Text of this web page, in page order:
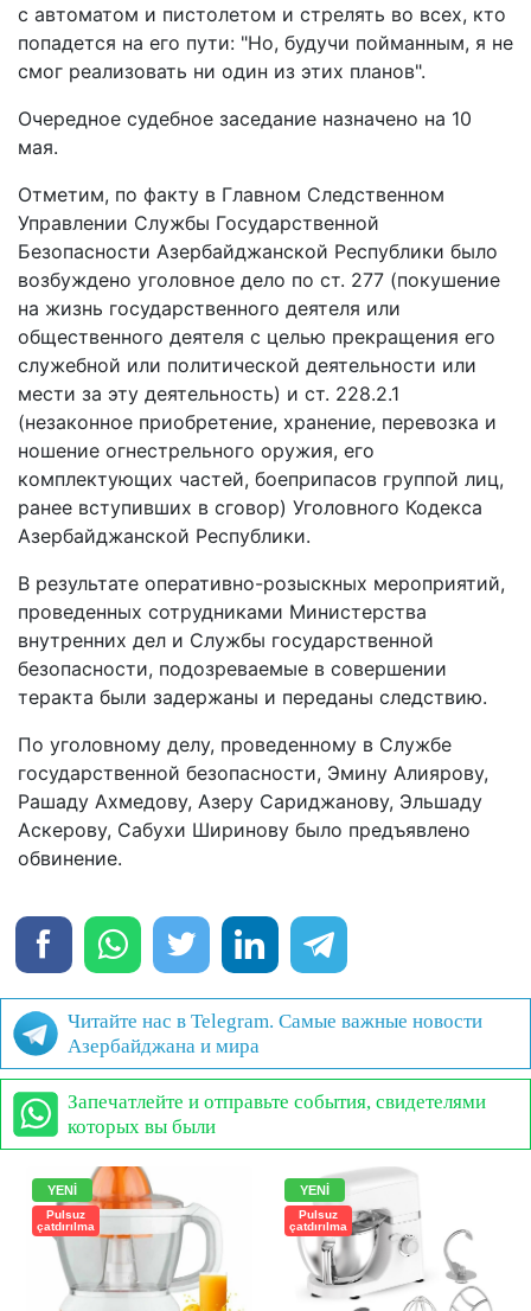
с автоматом и пистолетом и стрелять во всех, кто
попадется на его пути: "Но, будучи пойманным, я не
смог реализовать ни один из этих планов".
Очередное судебное заседание назначено на 10
мая.
Отметим, по факту в Главном Следственном
Управлении Службы Государственной
Безопасности Азербайджанской Республики было
возбуждено уголовное дело по ст. 277 (покушение
на жизнь государственного деятеля или
общественного деятеля с целью прекращения его
служебной или политической деятельности или
мести за эту деятельность) и ст. 228.2.1
(незаконное приобретение, хранение, перевозка и
ношение огнестрельного оружия, его
комплектующих частей, боеприпасов группой лиц,
ранее вступивших в сговор) Уголовного Кодекса
Азербайджанской Республики.
В результате оперативно-розыскных мероприятий,
проведенных сотрудниками Министерства
внутренних дел и Службы государственной
безопасности, подозреваемые в совершении
теракта были задержаны и переданы следствию.
По уголовному делу, проведенному в Службе
государственной безопасности, Эмину Алиярову,
Рашаду Ахмедову, Азеру Сариджанову, Эльшаду
Аскерову, Сабухи Ширинову было предъявлено
обвинение.
Читайте нас в Telegram. Самые важные новости
Азербайджана и мира
Запечатлейте и отправьте события, свидетелями
которых вы были